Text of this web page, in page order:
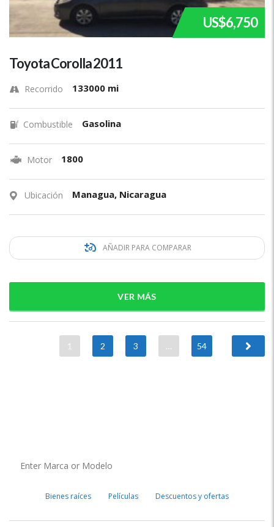
US$6,750
Toyota Corolla 2011
Recorrido 133000 mi
Combustible Gasolina
Motor 1800
Ubicación Managua, Nicaragua
AÑADIR PARA COMPARAR
VER MÁS
1 2 3 … 54
Bienes raíces Películas Descuentos y ofertas